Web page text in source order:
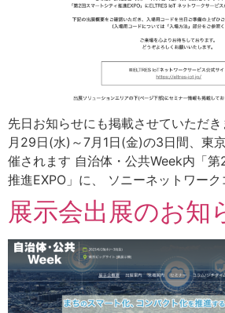
先日お知らせにも掲載させていただ
月29日(水)～7月1日(金)の3日間、東
催されます 自治体・公共Week内「
推進EXPO」に、 ソニーネットワー
展示会出展のお知